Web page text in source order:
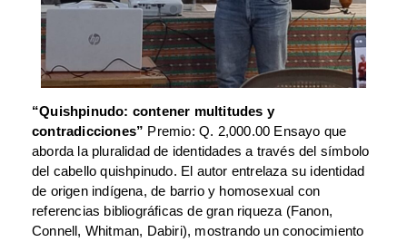
“Quishpinudo: contener multitudes y
contradicciones” Premio: Q. 2,000.00 Ensayo que
aborda la pluralidad de identidades a través del símbolo
del cabello quishpinudo. El autor entrelaza su identidad
de origen indígena, de barrio y homosexual con
referencias bibliográficas de gran riqueza (Fanon,
Connell, Whitman, Dabiri), mostrando un conocimiento